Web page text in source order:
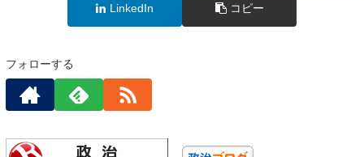
LinkedIn コピー
フォローする